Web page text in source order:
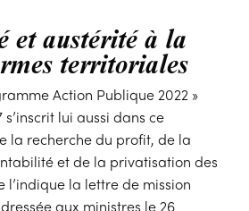
et austérité à la
territoriales
Action Publique 2022 »
lui aussi dans ce
la recherche du profit, de la
et de la privatisation des
l’indique la lettre de mission
aux ministres le 26